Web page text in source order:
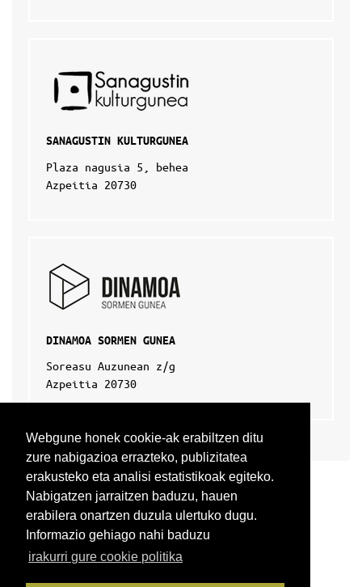
Webgune honek cookie-ak erabiltzen ditu
zure nabigazioa errazteko, publizitatea
erakusteko eta analisi estatistikoak egiteko.
Nabigatzen jarraitzen baduzu, hauen
erabilera onartzen duzula ulertuko dugu.
Informazio gehiago nahi baduzu
irakurri gure cookie politika
SANAGUSTIN KULTURGUNEA
Plaza nagusia 5, behea
Azpeitia 20730
DINAMOA SORMEN GUNEA
Soreasu Auzunean z/g
Azpeitia 20730